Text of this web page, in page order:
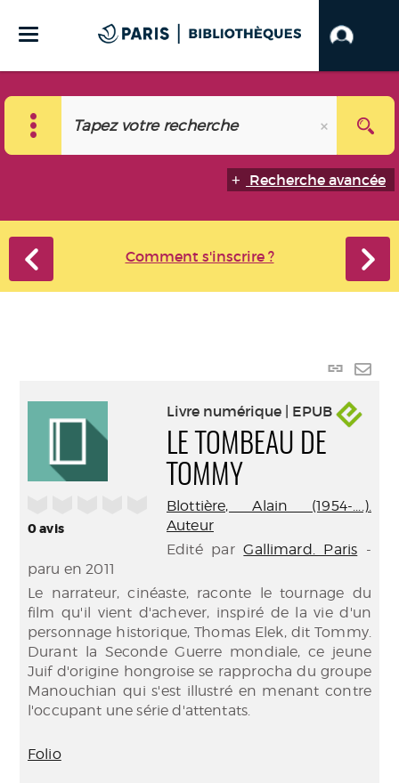
Recherche avancée
Comment s'inscrire ?
Lien
0avis
Livre numérique | EPUB
LE TOMBEAU DE
TOMMY
Blottière, Alain (1954-....).
Auteur
Edité parGallimard. Paris -
paru en 2011
Le narrateur, cinéaste, raconte le tournage du
film qu'il vient d'achever, inspiré de la vie d'un
personnage historique, Thomas Elek, dit Tommy.
Durant la Seconde Guerre mondiale, ce jeune
Juif d'origine hongroise se rapprocha du groupe
Manouchian qui s'est illustré en menant contre
l'occupant une série d'attentats.
Folio